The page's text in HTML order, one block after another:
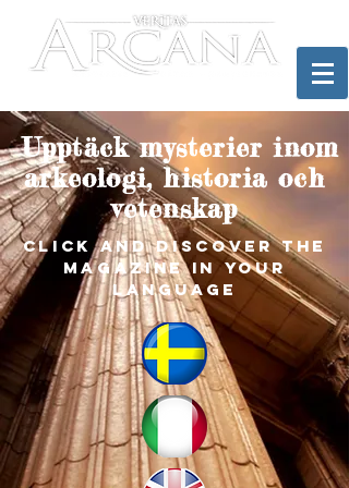
Upptäck mysterier inom
arkeologi, historia och
vetenskap
click and discover the
magazine in your
language